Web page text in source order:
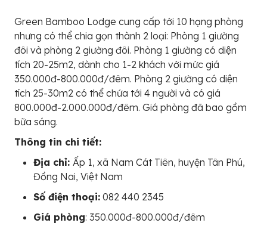
Green Bamboo Lodge cung cấp tới 10 hạng phòng
nhưng có thể chia gọn thành 2 loại: Phòng 1 giường
đôi và phòng 2 giường đôi. Phòng 1 giường có diện
tích 20-25m2, dành cho 1-2 khách với mức giá
350.000đ-800.000đ/đêm. Phòng 2 giường có diện
tích 25-30m2 có thể chứa tới 4 người và có giá
800.000đ-2.000.000đ/đêm. Giá phòng đã bao gồm
bữa sáng.
Thông tin chi tiết:
Địa chỉ: Ấp 1, xã Nam Cát Tiên, huyện Tân Phú,
Đồng Nai, Việt Nam
Số điện thoại: 082 440 2345
Giá phòng: 350.000đ-800.000đ/đêm